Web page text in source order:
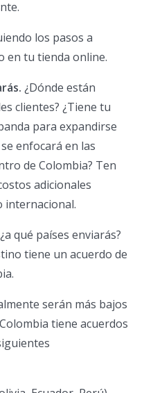
los pasos a
en tu tienda online.
¿Dónde están
clientes? ¿Tiene tu
para expandirse
enfocará en las
de Colombia? Ten
adicionales
internacional.
qué países enviarás?
tiene un acuerdo de
serán más bajos
tiene acuerdos